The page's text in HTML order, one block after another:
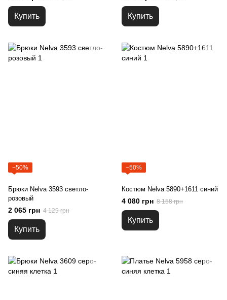
Купить Купить
−50%
Брюки Nelva 3593 светло-
розовый
2 065 грн 4 129 грн
Купить
−50%
Костюм Nelva 5890+1611 синий
4 080 грн 8 158 грн
Купить